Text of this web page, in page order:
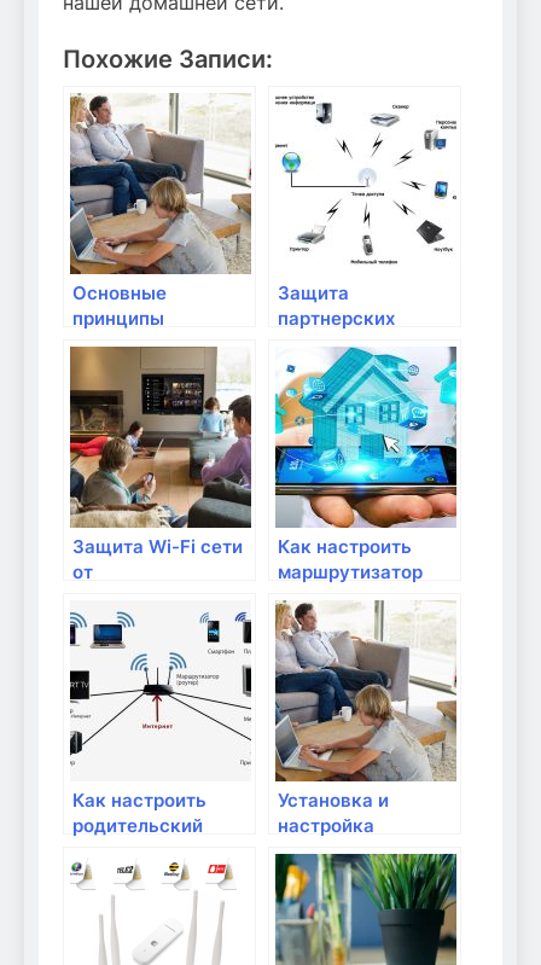
Похожие Записи:
Основные
принципы
безопасности в
домашней сети
Защита
партнерских
домашних
устройств от
кибератак
Защита Wi-Fi сети
от
несанкционированного
доступа
Как настроить
маршрутизатор
для безопасности
домашней сети
Как настроить
родительский
домашней сети?
Установка и
настройка
фаервола для
защиты домашней
сети